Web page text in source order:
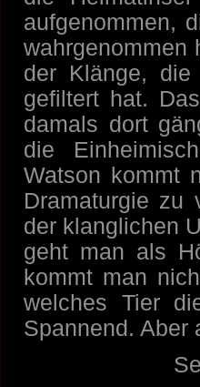
aufgenommen,
wahrgenommen
der Klänge,
gefiltert hat.
damals dort
die
Watson kommt
Dramaturgie zu
der klanglichen
geht man als
kommt man
welches Tier
Spannend. Aber